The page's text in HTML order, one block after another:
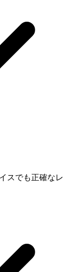
スでも正確なレ